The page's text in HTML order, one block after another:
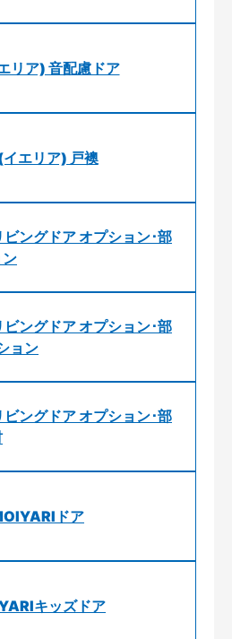
リア) 音配慮ドア
エリア) 戸襖
ングドア オプション･部
ングドア オプション･部
ョン
ングドア オプション･部
ドア
キッズドア